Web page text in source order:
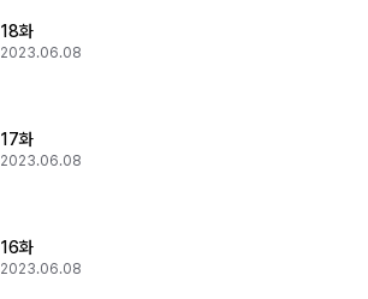
18화
2023.06.08
17화
2023.06.08
16화
2023.06.08